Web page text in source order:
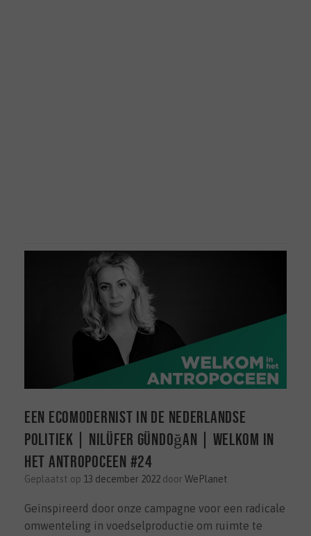
Een ecomodernist in de Nederlandse
politiek | Nilüfer Gündoğan | Welkom in
het Antropoceen #24
Geplaatst op 13 december 2022 door WePlanet
Geïnspireerd door onze campagne voor een radicale
omwenteling in voedselproductie om ruimte te